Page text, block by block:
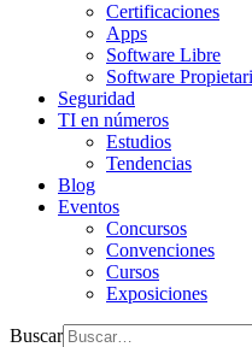
Certificaciones
Apps
Software Libre
Software
Seguridad
TI en números
Estudios
Tendencias
Blog
Eventos
Concursos
Convenciones
Cursos
Exposiciones
Buscar